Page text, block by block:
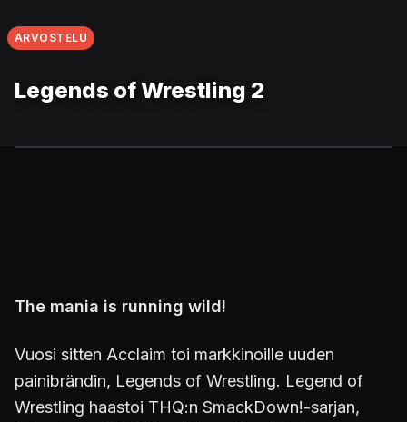
ARVOSTELU
Legends of Wrestling 2
The mania is running wild!
Vuosi sitten Acclaim toi markkinoille uuden
painibrändin, Legends of Wrestling. Legend of
Wrestling haastoi THQ:n SmackDown!-sarjan,